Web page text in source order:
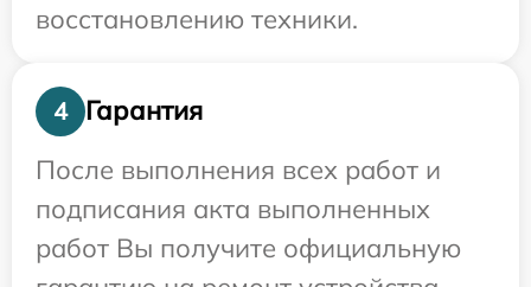
восстановлению техники.
4
Гарантия
После выполнения всех работ и
подписания акта выполненных
работ Вы получите официальную